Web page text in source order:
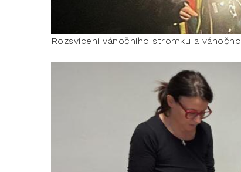
Rozsvícení vánočního stromku a